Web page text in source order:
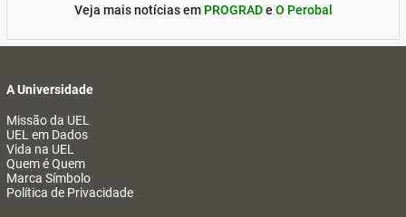
Veja mais notícias em PROGRADe O Perobal
A Universidade
Missão da UEL
UEL em Dados
Vida na UEL
Quem é Quem
Marca Símbolo
Política de Privacidade